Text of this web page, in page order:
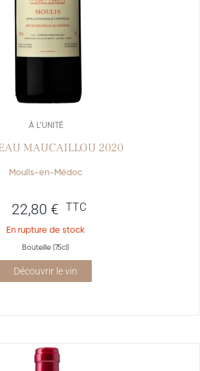
À L’UNITÉ
MAUCAILLOU 2020
Moulis-en-Médoc
22,80 € TTC
En rupture de stock
Bouteille (75cl)
Découvrir le vin